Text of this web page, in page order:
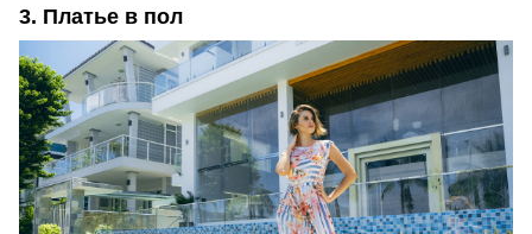
3. Платье в пол